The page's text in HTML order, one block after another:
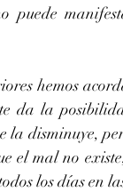
puede
hemos
te da la
la disminuye,
el mal no
los días en